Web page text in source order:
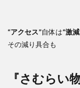
“アクセス”自体は“激
その減り具合も
『さむらい